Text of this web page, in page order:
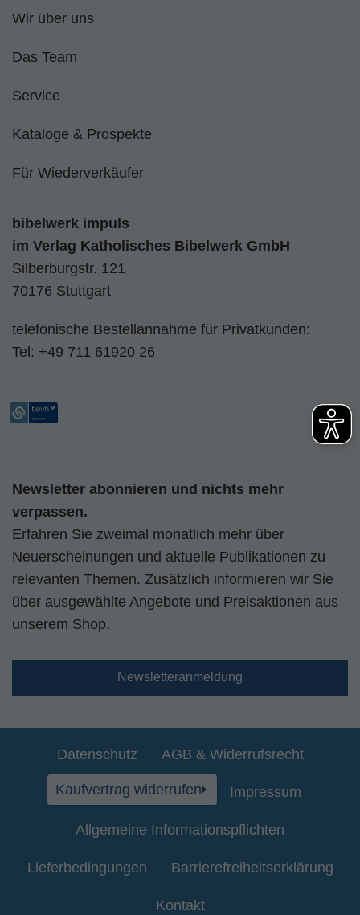
Wir über uns
Das Team
Service
Kataloge & Prospekte
Für Wiederverkäufer
bibelwerk impuls
im Verlag Katholisches Bibelwerk GmbH
Silberburgstr. 121
70176 Stuttgart
telefonische Bestellannahme für Privatkunden:
Tel: +49 711 61920 26
Newsletter abonnieren und nichts mehr
verpassen.
Erfahren Sie zweimal monatlich mehr über
Neuerscheinungen und aktuelle Publikationen zu
relevanten Themen. Zusätzlich informieren wir Sie
über ausgewählte Angebote und Preisaktionen aus
unserem Shop.
Newsletteranmeldung
Datenschutz AGB & Widerrufsrecht
Kaufvertrag widerrufen Impressum
Allgemeine Informationspflichten
Lieferbedingungen Barrierefreiheitserklärung
Kontakt